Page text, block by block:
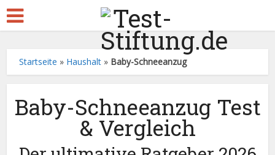
Startseite » Haushalt » Baby-Schneeanzug
Baby-Schneeanzug Test
& Vergleich